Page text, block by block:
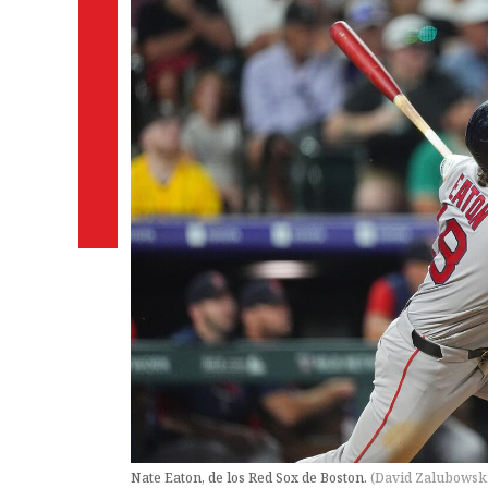
Nate Eaton, de los Red Sox de Boston. (David